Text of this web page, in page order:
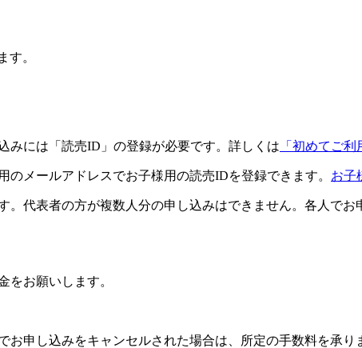
す。
みには「読売ID」の登録が必要です。詳しくは 「初めてご利
メールアドレスでお子様用の読売IDを登録できます。 お子
代表者の方が複数人分の申し込みはできません。各人でお
お願いします。
申し込みをキャンセルされた場合は、所定の手数料を承り